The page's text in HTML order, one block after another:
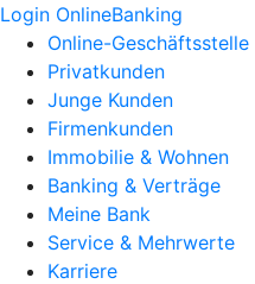
Login OnlineBanking
Online-Geschäftsstelle
Privatkunden
Junge Kunden
Firmenkunden
Immobilie & Wohnen
Banking & Verträge
Meine Bank
Service & Mehrwerte
Karriere